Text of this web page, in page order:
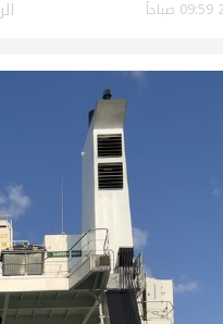
جرحى الحرب على غزة
ومشاركة في وقفة
تيار الإصلاح
لتكريم أسر الشهداء
تيار الإصلاح
(العهد والوفاء) لأسر
تيار الإصلاح
يوم الأسير الفلسطيني
بالصور: تيار الإصلاح
قانون إعدام الأسرى